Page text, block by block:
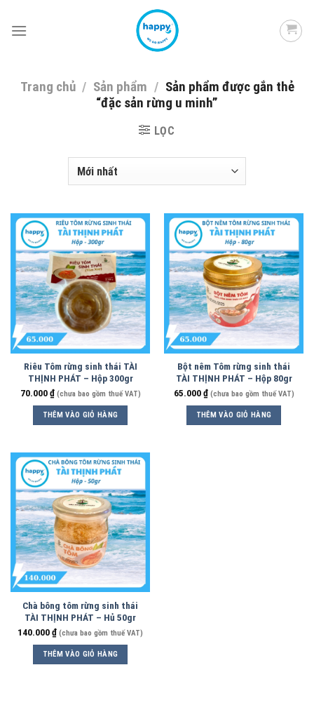
Trang chủ / Sản phẩm / Sản phẩm được gắn thẻ
“đặc sản rừng u minh”
LỌC
Riêu Tôm rừng sinh thái TÀI
THỊNH PHÁT – Hộp 300gr
70.000₫ (chưa bao gồm thuế VAT)
THÊM VÀO GIỎ HÀNG
Bột nêm Tôm rừng sinh thái
TÀI THỊNH PHÁT – Hộp 80gr
65.000₫ (chưa bao gồm thuế VAT)
THÊM VÀO GIỎ HÀNG
Chà bông tôm rừng sinh thái
TÀI THỊNH PHÁT – Hủ 50gr
140.000₫ (chưa bao gồm thuế VAT)
THÊM VÀO GIỎ HÀNG